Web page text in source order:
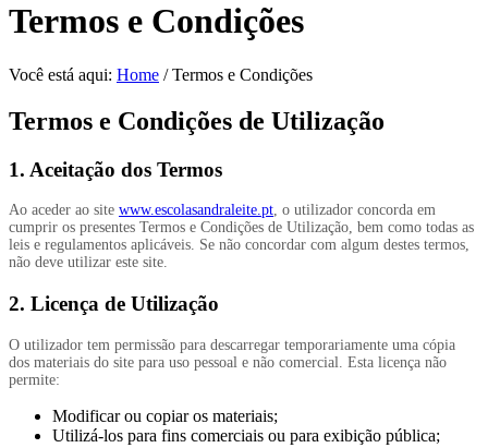
Termos e Condições
Você está aqui: Home /Termos e Condições
Termos e Condições de Utilização
1. Aceitação dos Termos
Ao aceder ao site www.escolasandraleite.pt, o utilizador concorda em
cumprir os presentes Termos e Condições de Utilização, bem como todas as
leis e regulamentos aplicáveis. Se não concordar com algum destes termos,
não deve utilizar este site.
2. Licença de Utilização
O utilizador tem permissão para descarregar temporariamente uma cópia
dos materiais do site para uso pessoal e não comercial. Esta licença não
permite:
Modificar ou copiar os materiais;
Utilizá-los para fins comerciais ou para exibição pública;